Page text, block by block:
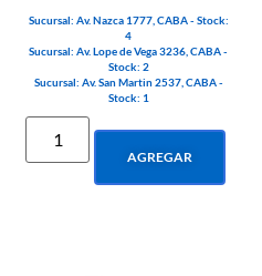
Sucursal: Av. Nazca 1777, CABA - Stock:
4
Sucursal: Av. Lope de Vega 3236, CABA -
Stock: 2
Sucursal: Av. San Martin 2537, CABA -
Stock: 1
AGREGAR